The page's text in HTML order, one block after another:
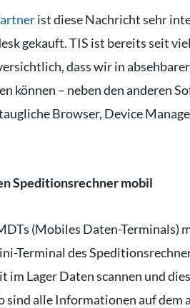
ist diese Nachricht sehr
gekauft. TIS ist bereits seit
dass wir in
können – neben den anderen
Browser, Device
Speditionsrechner mobil
(Mobiles Daten-Terminals)
Terminal des
im Lager Daten scannen und
sind alle Informationen auf dem